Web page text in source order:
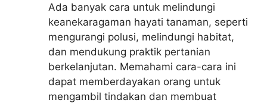
Ada banyak cara untuk melindungi
keanekaragaman hayati tanaman, seperti
mengurangi polusi, melindungi habitat,
dan mendukung praktik pertanian
berkelanjutan. Memahami cara-cara ini
dapat memberdayakan orang untuk
mengambil tindakan dan membuat